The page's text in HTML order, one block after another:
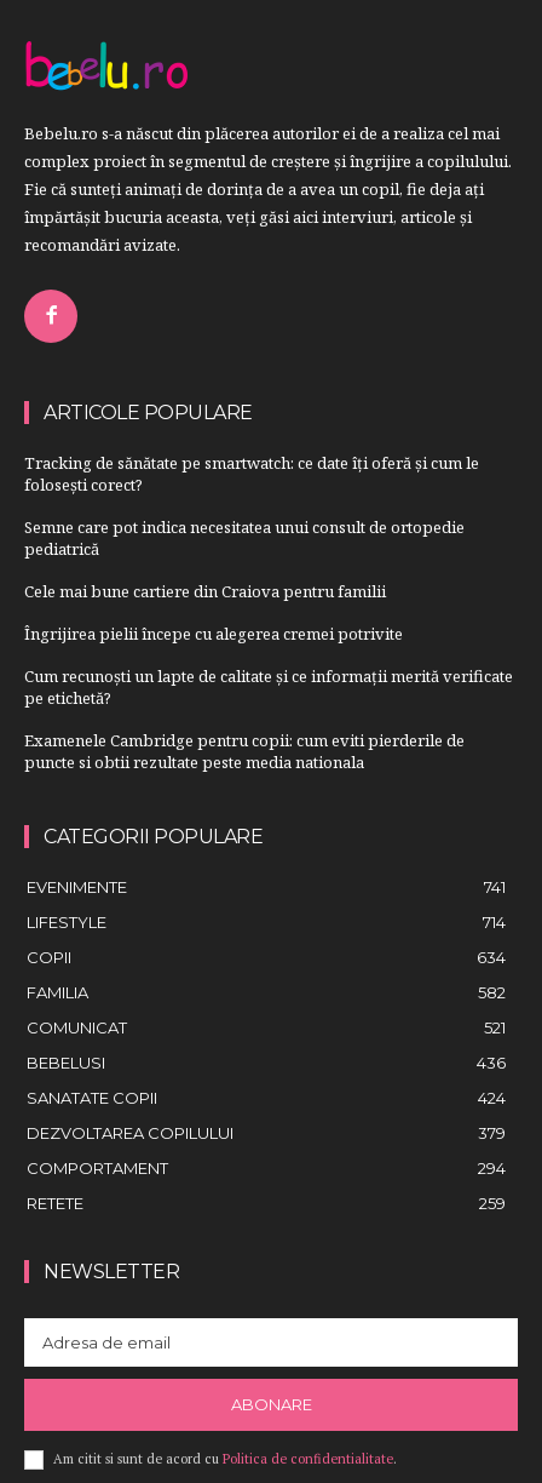
Bebelu.ro s-a născut din plăcerea autorilor ei de a realiza cel mai
complex proiect în segmentul de creştere şi îngrijire a copilulului.
Fie că sunteţi animaţi de dorinţa de a avea un copil, fie deja aţi
împărtăşit bucuria aceasta, veți găsi aici interviuri, articole şi
recomandări avizate.
ARTICOLE POPULARE
Tracking de sănătate pe smartwatch: ce date îți oferă și cum le
folosești corect?
Semne care pot indica necesitatea unui consult de ortopedie
pediatrică
Cele mai bune cartiere din Craiova pentru familii
Îngrijirea pielii începe cu alegerea cremei potrivite
Cum recunoști un lapte de calitate și ce informații merită verificate
pe etichetă?
Examenele Cambridge pentru copii: cum eviti pierderile de
puncte si obtii rezultate peste media nationala
CATEGORII POPULARE
EVENIMENTE
741
LIFESTYLE
714
COPII
634
FAMILIA
582
COMUNICAT
521
BEBELUSI
436
SANATATE COPII
424
DEZVOLTAREA COPILULUI
379
COMPORTAMENT
294
RETETE
259
NEWSLETTER
ABONARE
Am citit si sunt de acord cu Politica de confidentialitate.